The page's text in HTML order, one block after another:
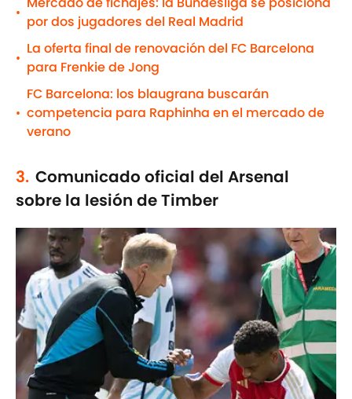
• por dos jugadores del Real Madrid
•
La oferta final de renovación del FC Barcelona
para Frenkie de Jong
•
FC Barcelona: los blaugrana buscarán
competencia para Raphinha en el mercado de
verano
3. Comunicado oficial del Arsenal
sobre la lesión de Timber